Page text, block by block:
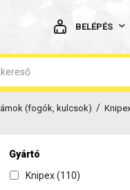
BELÉPÉS
BELÉPÉS
(fogók, kulcsok) /
Gyártó
Knipex (110)